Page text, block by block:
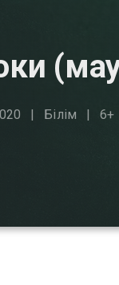
Білім 6+